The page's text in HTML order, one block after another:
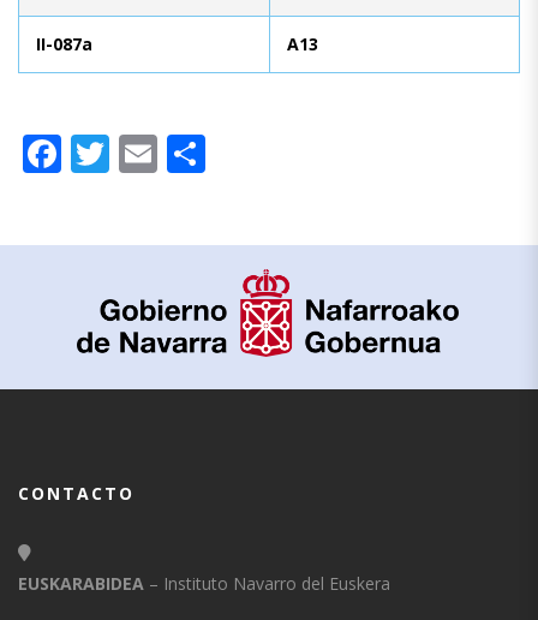
II-087a A13
Facebook
Twitter
Email
CONTACTO
EUSKARABIDEA – Instituto Navarro del Euskera